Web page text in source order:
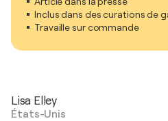
Inclus dans des curations de
Travaille sur commande
Lisa Elley
États-Unis